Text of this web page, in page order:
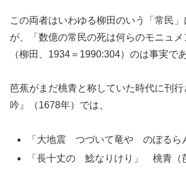
この両者はいわゆる柳田のいう「常民」
が、「数億の常民の死は何らのモニュメ
（柳田、1934＝1990:304）のは事実であ
芭蕉がまだ桃青と称していた時代に刊
吟』（1678年）では、
「大地震 つづいて竜や のぼる
「長十丈の 鯰なりけり」 桃青（